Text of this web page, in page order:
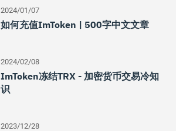
2024/01/07
如何充值imToken | 500字中文文章
2024/02/08
ImToken冻结TRX - 加密货币交易冷知
识
2023/12/28